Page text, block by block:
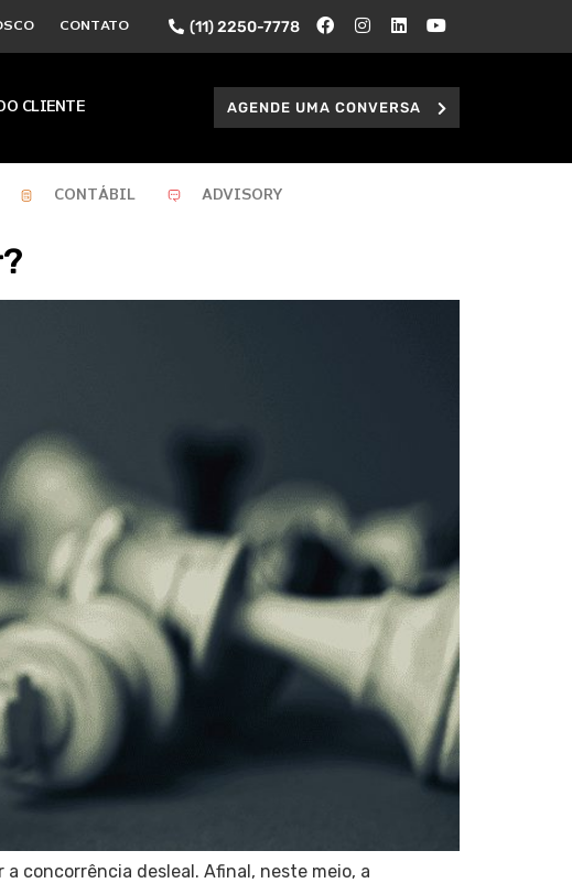
CONTATO (11) 2250-7778
CLIENTE AGENDE UMA CONVERSA
CONTÁBIL ADVISORY
concorrência desleal. Afinal, neste meio, a